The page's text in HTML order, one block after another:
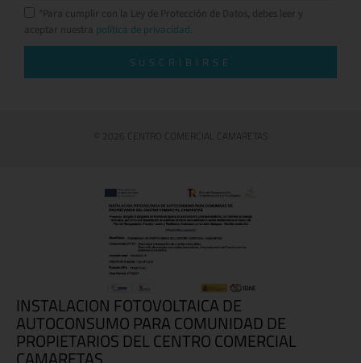
*Para cumplir con la Ley de Protección de Datos, debes leer y
aceptar nuestra política de privacidad.
SUSCRIBIRSE
© 2026 CENTRO COMERCIAL CAMARETAS
INSTALACION FOTOVOLTAICA DE
AUTOCONSUMO PARA COMUNIDAD DE
PROPIETARIOS DEL CENTRO COMERCIAL